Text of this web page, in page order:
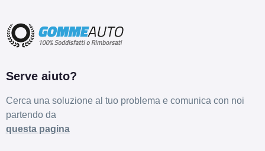
Serve aiuto?
Cerca una soluzione al tuo problema e comunica con noi
partendo da
questa pagina